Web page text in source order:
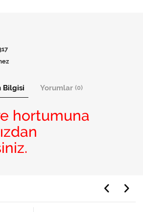
Bilgisi Yorumlar (0)
hortumuna